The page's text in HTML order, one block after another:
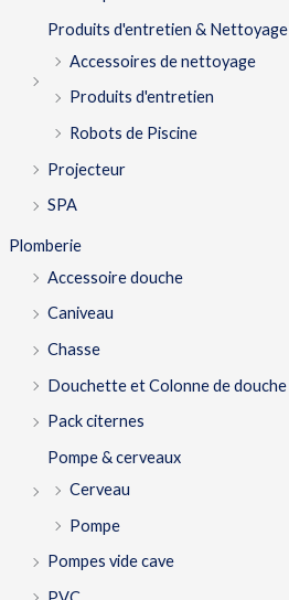
Produits d'entretien & Nettoyage
Accessoires de nettoyage
Produits d'entretien
Robots de Piscine
Projecteur
SPA
Plomberie
Accessoire douche
Caniveau
Chasse
Douchette et Colonne de douche
Pack citernes
Pompe & cerveaux
Cerveau
Pompe
Pompes vide cave